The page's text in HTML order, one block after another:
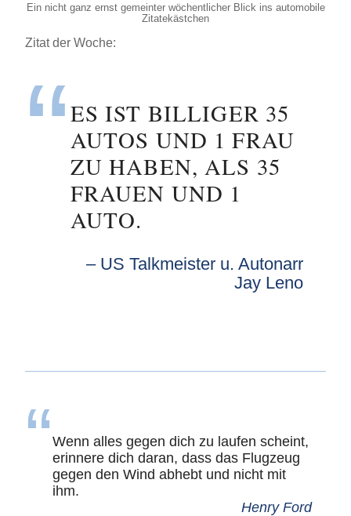
Ein nicht ganz ernst gemeinter wöchentlicher Blick ins automobile
Zitatekästchen
Zitat der Woche:
ES IST BILLIGER 35
AUTOS UND 1 FRAU
ZU HABEN, ALS 35
FRAUEN UND 1
AUTO.
US Talkmeister u. Autonarr
Jay Leno
Wenn alles gegen dich zu laufen scheint,
erinnere dich daran, dass das Flugzeug
gegen den Wind abhebt und nicht mit
ihm.
Henry Ford